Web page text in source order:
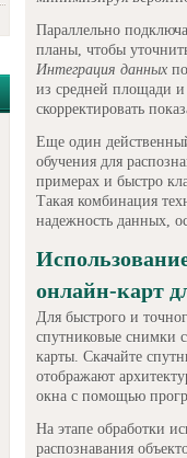
Параллельно
планы, чтобы
Интеграция данных
из средней площади
скорректировать
Еще один
обучения для
примерах и быстро
Такая комбинация
надежность данных,
онлайн-карт
Для быстрого и
спутниковые снимки
карты. Скачайте
отображают
окна с помощью
На этапе обработки
распознавания